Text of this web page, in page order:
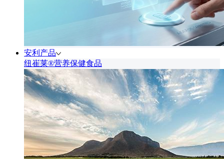
安利产品
纽崔莱®营养保健食品